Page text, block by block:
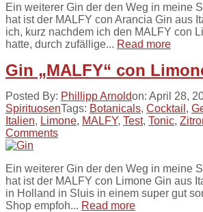
Ein weiterer Gin der den Weg in meine
hat ist der MALFY con Arancia Gin aus
ich, kurz nachdem ich den MALFY con
hatte, durch zufällige... Read more
Gin „MALFY“ con
Posted By: Phillipp Arnoldon: April 28,
SpirituosenTags: Botanicals, Cocktail ,
Italien, Limone, MALFY, Test, Tonic,
Comments
Ein weiterer Gin der den Weg in meine
hat ist der MALFY con Limone Gin aus
in Holland in Sluis in einem super gut
Shop empfoh... Read more